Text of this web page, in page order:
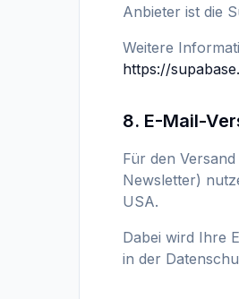
Anbieter ist die
Weitere
https://
8. E-Mail-
Für den
Newsletter)
USA.
Dabei wird Ihre
in der